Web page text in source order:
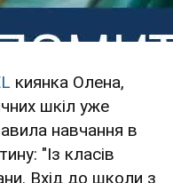
киянка Олена,
шкіл уже
навчання в
"Із класів
Вхід до школи з